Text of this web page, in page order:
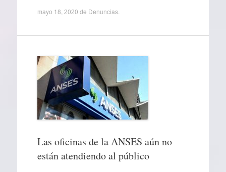
mayo 18, 2020 de Denuncias.
Las oficinas de la ANSES aún no
están atendiendo al público